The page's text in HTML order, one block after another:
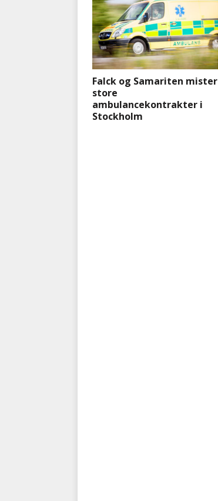
Falck og Samariten mister
store
ambulancekontrakter i
Stockholm